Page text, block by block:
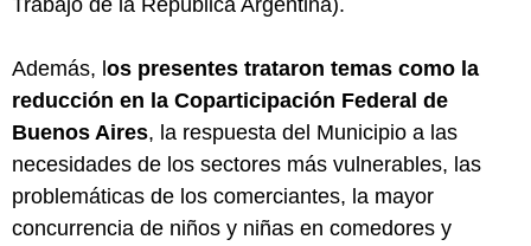
Además, los presentes trataron temas como la
reducción en la Coparticipación Federal de
Buenos Aires, la respuesta del Municipio a las
necesidades de los sectores más vulnerables, las
problemáticas de los comerciantes, la mayor
concurrencia de niños y niñas en comedores y